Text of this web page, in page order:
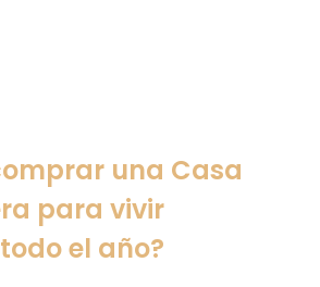
una Casa
para vivir
el año?